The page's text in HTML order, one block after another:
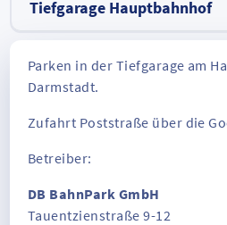
Tiefgarage Hauptbahnhof
Parken in der Tiefgarage am
Darmstadt.
Zufahrt Poststraße über die
Betreiber:
DB BahnPark GmbH
Tauentzienstraße 9-12